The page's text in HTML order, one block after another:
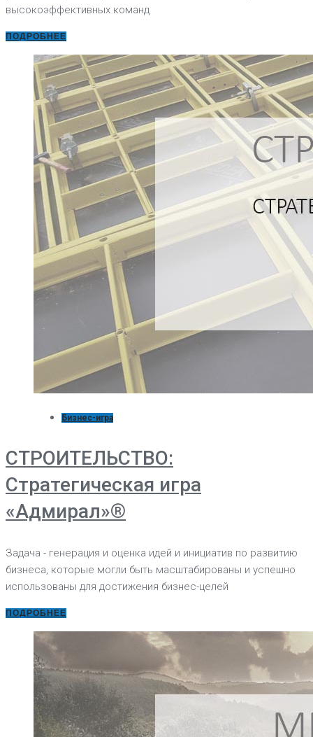
высокоэффективных команд
ПОДРОБНЕЕ
Бизнес-игра
СТРОИТЕЛЬСТВО:
Стратегическая игра
«Адмирал»®
Задача - генерация и оценка идей и инициатив по развитию
бизнеса, которые могли быть масштабированы и успешно
использованы для достижения бизнес-целей
ПОДРОБНЕЕ